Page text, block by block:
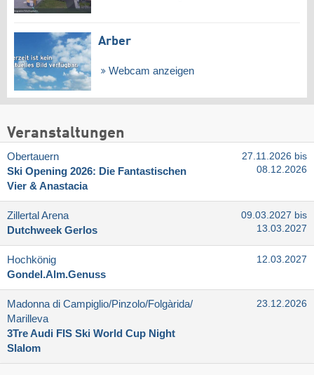
Arber
Webcam anzeigen
Veranstaltungen
Obertauern
Ski Opening 2026: Die Fantastischen
Vier & Anastacia
27.11.2026 bis
08.12.2026
Zillertal Arena
Dutchweek Gerlos
09.03.2027 bis
13.03.2027
Hochkönig
Gondel.Alm.Genuss
12.03.2027
Madonna di Campiglio/​Pinzolo/​Folgàrida/​
Marilleva
3Tre Audi FIS Ski World Cup Night
Slalom
23.12.2026